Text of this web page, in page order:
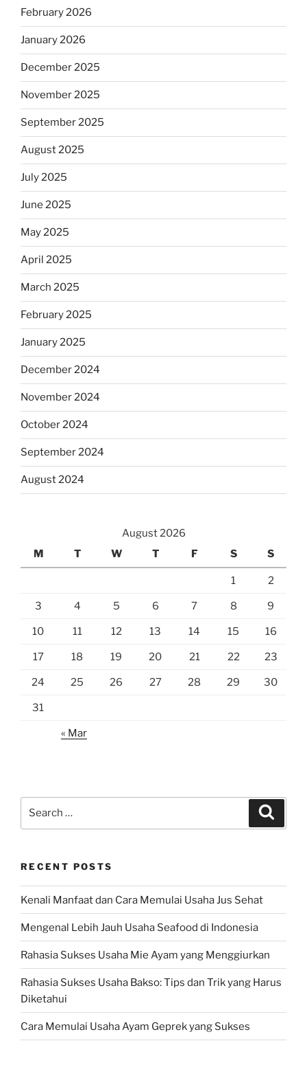
February 2026
January 2026
December 2025
November 2025
September 2025
August 2025
July 2025
June 2025
May 2025
April 2025
March 2025
February 2025
January 2025
December 2024
November 2024
October 2024
September 2024
August 2024
August 2026
M
T W T F S S
1 2
3 4 5 6 7 8 9
10 11 12 13 14 15 16
17 18 19 20 21 22 23
24 25 26 27 28 29 30
31
« Mar
RECENT POSTS
Kenali Manfaat dan Cara Memulai Usaha Jus Sehat
Mengenal Lebih Jauh Usaha Seafood di Indonesia
Rahasia Sukses Usaha Mie Ayam yang Menggiurkan
Rahasia Sukses Usaha Bakso: Tips dan Trik yang Harus
Diketahui
Cara Memulai Usaha Ayam Geprek yang Sukses